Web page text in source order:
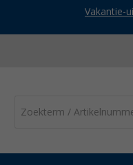
Vakantie-